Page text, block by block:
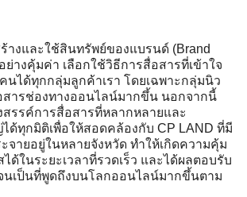
างและใช้สินทรัพย์ของแบรนด์ (Brand
ย่างคุ้มค่า เลือกใช้วิธีการสื่อสารที่เข้าใจ
นได้ทุกกลุ่มลูกค้าเรา โดยเฉพาะกลุ่มนิว
สารช่องทางออนไลน์มากขึ้น นอกจากนี้
สรรค์การสื่อสารที่หลากหลายและ
ด้ทุกมิติเพื่อให้สอดคล้องกับ CP LAND ที่มี
จายอยู่ในหลายจังหวัด ทำให้เกิดความคุ้ม
ด้ในระยะเวลาที่รวดเร็ว และได้ผลตอบรับ
นเป็นที่พูดถึงบนโลกออนไลน์มากขึ้นตาม